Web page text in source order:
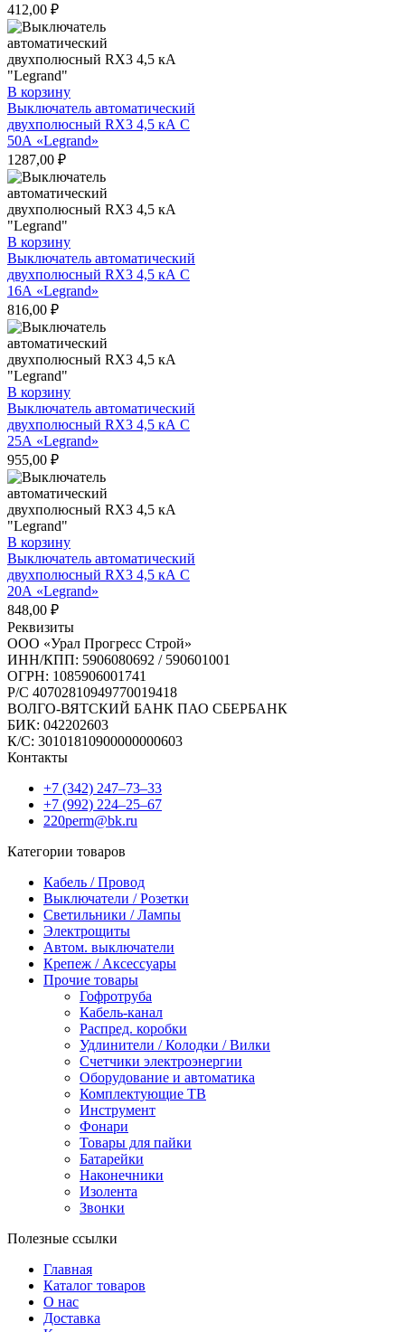
412,00 ₽
В корзину
Выключатель автоматический
двухполюсный RX3 4,5 кА С
50А «Legrand»
1287,00 ₽
В корзину
Выключатель автоматический
двухполюсный RX3 4,5 кА С
16А «Legrand»
816,00 ₽
В корзину
Выключатель автоматический
двухполюсный RX3 4,5 кА С
25А «Legrand»
955,00 ₽
В корзину
Выключатель автоматический
двухполюсный RX3 4,5 кА С
20А «Legrand»
848,00 ₽
Реквизиты
ООО «Урал Прогресс Строй»
ИНН/КПП: 5906080692 / 590601001
ОГРН: 1085906001741
Р/C 40702810949770019418
ВОЛГО-ВЯТСКИЙ БАНК ПАО СБЕРБАНК
БИК: 042202603
К/С: 30101810900000000603
Контакты
+7 (342) 247‒73‒33
+7 (992) 224‒25‒67
220perm@bk.ru
Категории товаров
Кабель / Провод
Выключатели / Розетки
Светильники / Лампы
Электрощиты
Автом. выключатели
Крепеж / Аксессуары
Прочие товары
Гофротруба
Кабель-канал
Распред. коробки
Удлинители / Колодки / Вилки
Счетчики электроэнергии
Оборудование и автоматика
Комплектующие ТВ
Инструмент
Фонари
Товары для пайки
Батарейки
Наконечники
Изолента
Звонки
Полезные ссылки
Главная
Каталог товаров
О нас
Доставка